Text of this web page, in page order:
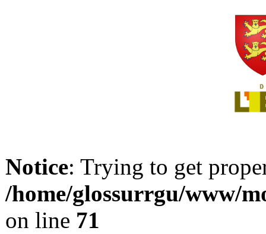
Notice: Trying to get
/home/glossurrgu/www/
on line 71